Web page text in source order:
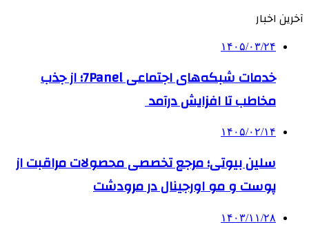
آخرین اخبار
۱۴۰۵/۰۳/۲۴
خدمات شبکه‌های اجتماعی 7Panel؛ از جذب
مخاطب تا افزایش درآمد
۱۴۰۵/۰۲/۱۴
سلین بیوتی؛ مرجع تخصصی محصولات مراقبت از
پوست و مو اورجینال در مرودشت
۱۴۰۳/۱۱/۲۸